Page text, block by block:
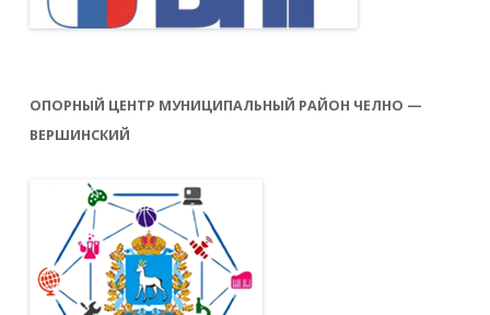
ОПОРНЫЙ ЦЕНТР МУНИЦИПАЛЬНЫЙ РАЙОН ЧЕЛНО —
ВЕРШИНСКИЙ